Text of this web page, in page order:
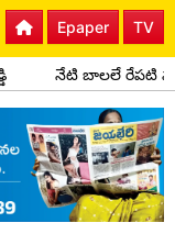
TV
Epaper
నేటి బాలలే రేపటి